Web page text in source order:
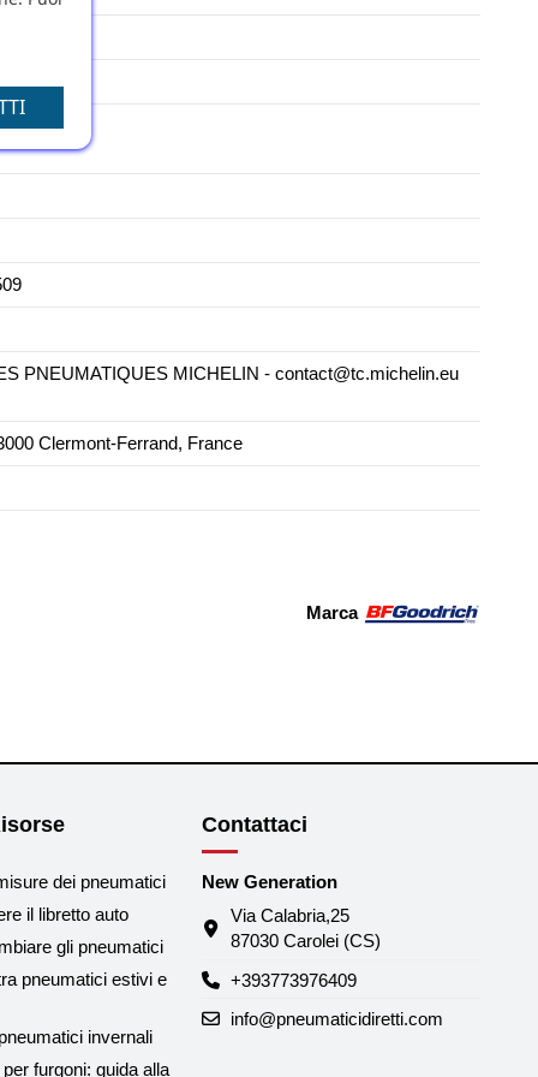
PNEUMATIQUES MICHELIN - contact@tc.michelin.eu
Clermont-Ferrand, France
Marca
dei pneumatici
il libretto auto
gli pneumatici
pneumatici estivi e
invernali
furgoni: guida alla
Contattaci
New Generation
Via Calabria,25
87030 Carolei (CS)
+393773976409
info@pneumaticidiretti.com